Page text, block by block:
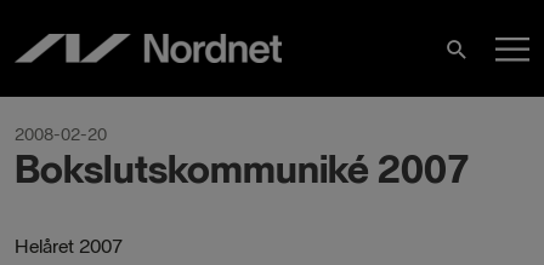
content
Search
2008-02-20
Bokslutskommuniké 2007
Helåret 2007